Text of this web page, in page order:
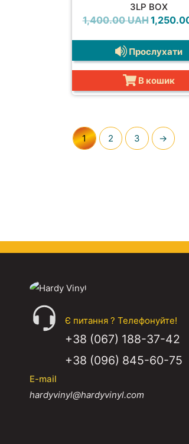
3LP BOX
1,400.00UAH
ціна:
1,400.00
Прослухати
В кошик
1 2 3 →
Є питання ? Телефонуйте!
+38 (067) 188-37-42
+38 (096) 845-60-75
E-mail
hardyvinyl@hardyvinyl.com